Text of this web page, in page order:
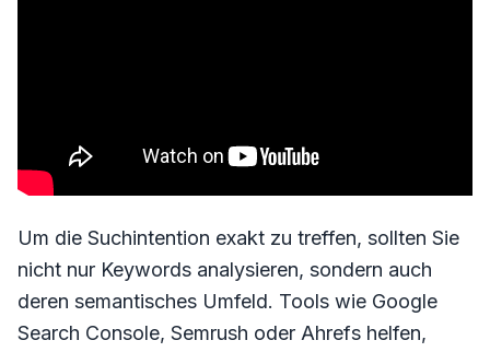
Um die Suchintention exakt zu treffen, sollten Sie
nicht nur Keywords analysieren, sondern auch
deren semantisches Umfeld. Tools wie Google
Search Console, Semrush oder Ahrefs helfen,